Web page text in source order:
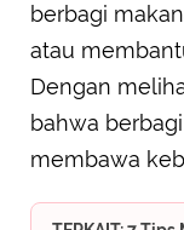
berbagi
atau
Dengan
bahwa
membawa